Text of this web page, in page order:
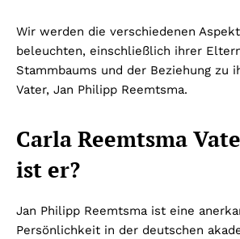
Wir werden die verschiedenen
beleuchten, einschließlich ihrer
Stammbaums und der Beziehung zu
Vater, Jan Philipp Reemtsma.
Carla Reemtsma
ist er?
Jan Philipp Reemtsma ist eine
Persönlichkeit in der deutschen